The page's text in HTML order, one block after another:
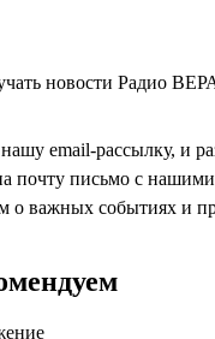
новости Радио
email-рассылку, и
почту письмо с
о важных событиях и